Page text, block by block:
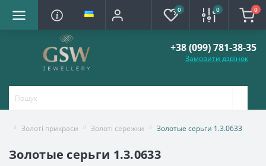
0 0 0
+38 (099) 781-38-35
Замовити дзвінок
Золоті прикраси Золоті сережки Золотые серьги 1.3.0633
Золотые серьги 1.3.0633